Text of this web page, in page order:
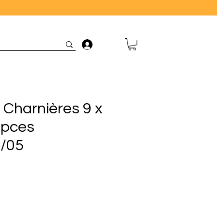
Connexion
9 x
05